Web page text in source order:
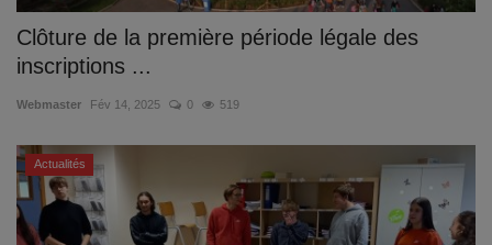
Clôture de la première période légale des
inscriptions ...
Webmaster Fév 14, 2025 0 519
Actualités